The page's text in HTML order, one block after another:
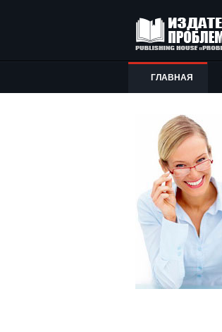
ГЛАВНАЯ